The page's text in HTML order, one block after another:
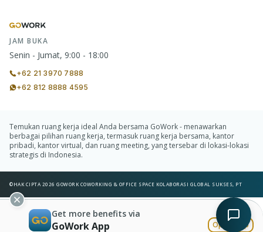
Get more benefits via
GoWork App Open App
JAM BUKA
Senin - Jumat, 9:00 - 18:00
+62 21 3970 7888
+62 812 8888 4595
Temukan ruang kerja ideal Anda bersama GoWork - menawarkan
berbagai pilihan ruang kerja, termasuk ruang kerja bersama, kantor
pribadi, kantor virtual, dan ruang meeting, yang tersebar di lokasi-lokasi
strategis di Indonesia.
©HAK CIPTA 2026 GOWORK COWORKING & OFFICE SPACE KOLABORASI GLOBAL SUKSES, PT